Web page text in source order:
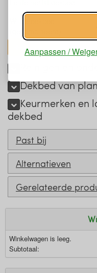
Aanpassen /
toon alles
Dekbed van
Keurmerken en
dekbed
Past bij
Alternatieven
Gerelateerde
Winkelwagen is leeg.
Subtotaal: